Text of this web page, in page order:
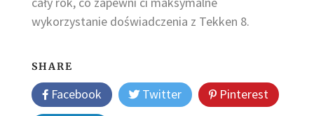
wykorzystanie doświadczenia z Tekken 8.
SHARE
Facebook Twitter
Pinterest